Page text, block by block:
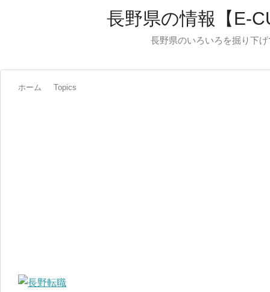
長野県の情報【E-
長野県のいろいろを掘り下
ホーム Topics